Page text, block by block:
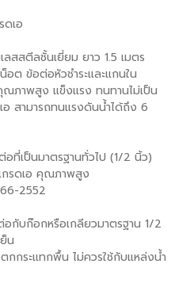
ดเอ
สสตีลชั้นเยี่ยม ยาว 1.5 เมตร
ต ข้อต่อหัวชำระและแกนใน
ภาพสูง แข็งแรง ทนทานไม่เป็น
อ สามารถทนแรงดันน้ำได้ถึง 6
ที่เป็นมาตรฐานทั่วไป (1/2 นิ้ว)
กรดเอ คุณภาพสูง
2552
อกับก๊อกหรือเกลียวมาตรฐาน 1/2
น
กกระแทกพื้น ไม่ควรใช้กับแหล่งน้ำ